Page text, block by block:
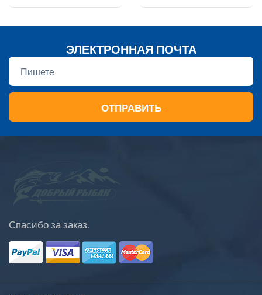
ЭЛЕКТРОННАЯ ПОЧТА
ОТПРАВИТЬ
Спасибо за заказ.